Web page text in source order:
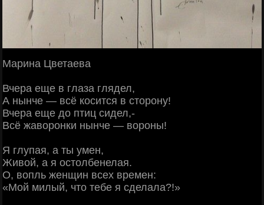
Марина Цветаева
Вчера еще в глаза глядел,
А нынче — всё косится в сторону!
Вчера еще до птиц сидел,-
Всё жаворонки нынче — вороны!
Я глупая, а ты умен,
Живой, а я остолбенелая.
О, вопль женщин всех времен:
«Мой милый, что тебе я сделала?!»